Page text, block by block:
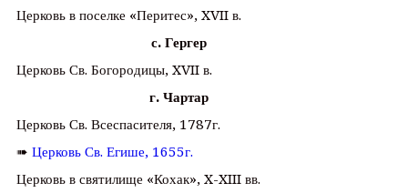
Церковь в поселке «Перитес», XVII в.
с. Гергер
Церковь Св. Богородицы, XVII в.
г. Чартар
Церковь Св. Всеспасителя, 1787г.
➠ Церковь Св. Егише, 1655г.
Церковь в святилище «Кохак», X-XIII вв.